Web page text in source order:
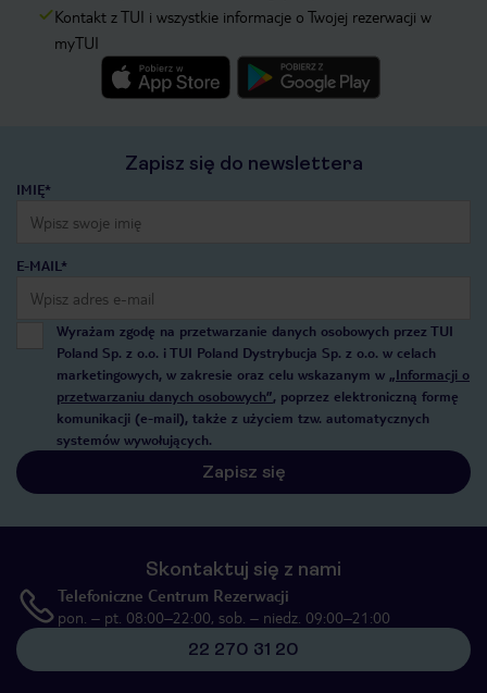
Kontakt z TUI i wszystkie informacje o Twojej rezerwacji w
myTUI
Zapisz się do newslettera
IMIĘ*
E-MAIL*
Wyrażam zgodę na przetwarzanie danych osobowych przez TUI
Poland Sp. z o.o. i TUI Poland Dystrybucja Sp. z o.o. w celach
marketingowych, w zakresie oraz celu wskazanym w „Informacji o
przetwarzaniu danych osobowych”, poprzez elektroniczną formę
komunikacji (e-mail), także z użyciem tzw. automatycznych
systemów wywołujących.
Zapisz się
Skontaktuj się z nami
Telefoniczne Centrum Rezerwacji
pon. – pt. 08:00–22:00, sob. – niedz. 09:00–21:00
22 270 31 20